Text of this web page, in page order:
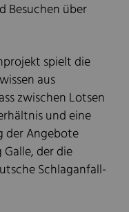
Besuchen über
spielt die
aus
zwischen Lotsen
und eine
der Angebote
der die
Schlaganfall-